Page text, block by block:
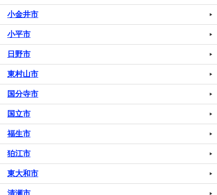
小金井市
小平市
日野市
東村山市
国分寺市
国立市
福生市
狛江市
東大和市
清瀬市